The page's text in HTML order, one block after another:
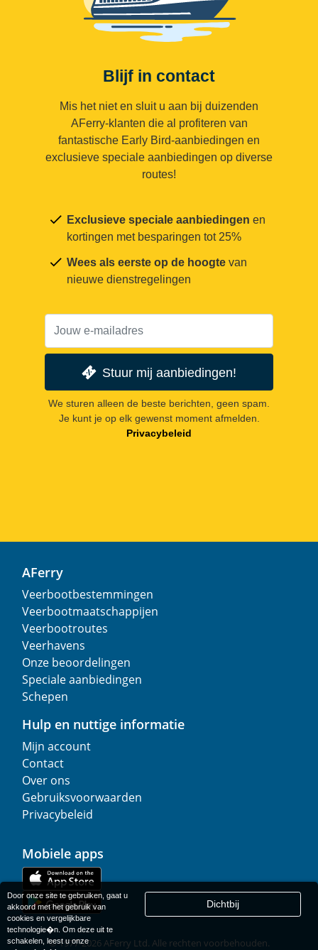
Blijf in contact
Mis het niet en sluit u aan bij duizenden
AFerry-klanten die al profiteren van
fantastische Early Bird-aanbiedingen en
exclusieve speciale aanbiedingen op diverse
routes!
Exclusieve speciale aanbiedingen en
kortingen met besparingen tot 25%
Wees als eerste op de hoogte van
nieuwe dienstregelingen
Stuur mij aanbiedingen!
We sturen alleen de beste berichten, geen spam.
Je kunt je op elk gewenst moment afmelden.
Privacybeleid
AFerry
Veerbootbestemmingen
Veerbootmaatschappijen
Veerbootroutes
Veerhavens
Onze beoordelingen
Speciale aanbiedingen
Schepen
Hulp en nuttige informatie
Mijn account
Contact
Over ons
Gebruiksvoorwaarden
Privacybeleid
Mobiele apps
© 1977-2026AFerry Ltd. Alle rechten voorbehouden.
Door onze site te gebruiken, gaat u
akkoord met het gebruik van
cookies en vergelijkbare
technologie�n. Om deze uit te
schakelen, leest u onze
Dichtbij